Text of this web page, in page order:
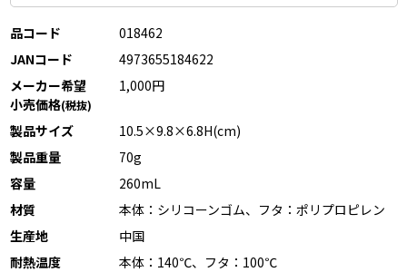
品コード
018462
JANコード
4973655184622
メーカー希望
小売価格(税抜)
1,000円
製品サイズ
10.5×9.8×6.8H(cm)
製品重量
70g
容量
260mL
材質
本体：シリコーンゴム、フタ：ポリプロピレン
生産地
中国
耐熱温度
本体：140℃、フタ：100℃